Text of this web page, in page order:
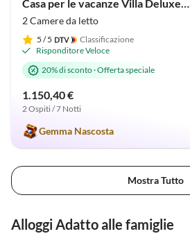
Casa per le vacanze Villa Deluxe Pastor
2 Camere da letto
5 / 5
Classificazione
Risponditore Veloce
20% di sconto·Offerta speciale
1.150,40 €
2 Ospiti / 7 Notti
Gemma Nascosta
Mostra Tutto
Alloggi Adatto alle famiglie
Annuncio in